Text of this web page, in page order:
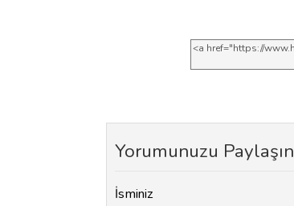
Yorumunuzu Paylaşın
İsminiz